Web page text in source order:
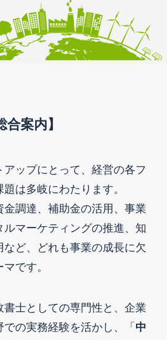
案内】
ップにとって、経営の各フ
は多岐にわたります。
金調達、補助金の活用、事業
マーケティングの推進、知
ど、どれも事業の成長に欠
です。
書士としての専門性と、企業
の実務経験を活かし、「 中